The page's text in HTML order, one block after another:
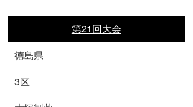
第21回大会
徳島県
3区